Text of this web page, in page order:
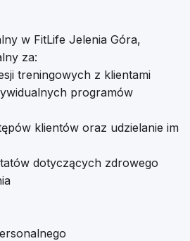
w FitLife Jelenia Góra,
za:
treningowych z klientami
programów
klientów oraz udzielanie im
dotyczących zdrowego